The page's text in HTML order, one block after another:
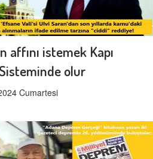
affını istemek Kapı
olur
Cumartesi